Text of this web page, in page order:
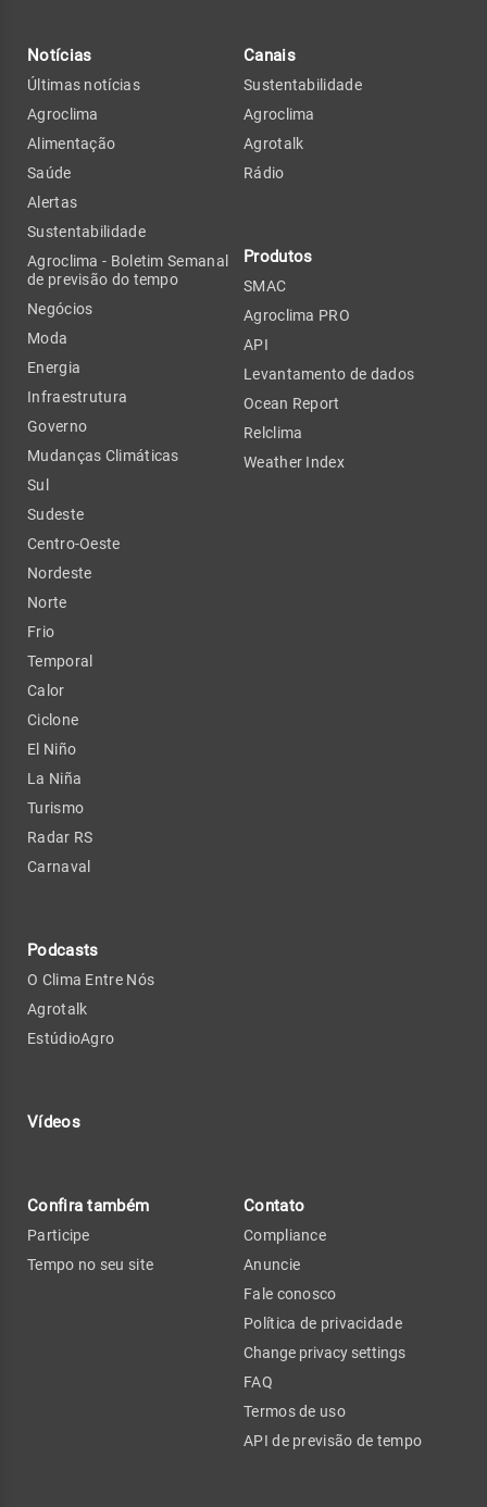
Notícias
Últimas notícias
Agroclima
Alimentação
Saúde
Alertas
Sustentabilidade
Agroclima - Boletim Semanal
de previsão do tempo
Negócios
Moda
Energia
Infraestrutura
Governo
Mudanças Climáticas
Sul
Sudeste
Centro-Oeste
Nordeste
Norte
Frio
Temporal
Calor
Ciclone
El Niño
La Niña
Turismo
Radar RS
Carnaval
Podcasts
O Clima Entre Nós
Agrotalk
EstúdioAgro
Vídeos
Canais
Sustentabilidade
Agroclima
Agrotalk
Rádio
Produtos
SMAC
Agroclima PRO
API
Levantamento de dados
Ocean Report
Relclima
Weather Index
Confira também
Participe
Tempo no seu site
Contato
Compliance
Anuncie
Fale conosco
Política de privacidade
Change privacy settings
FAQ
Termos de uso
API de previsão de tempo